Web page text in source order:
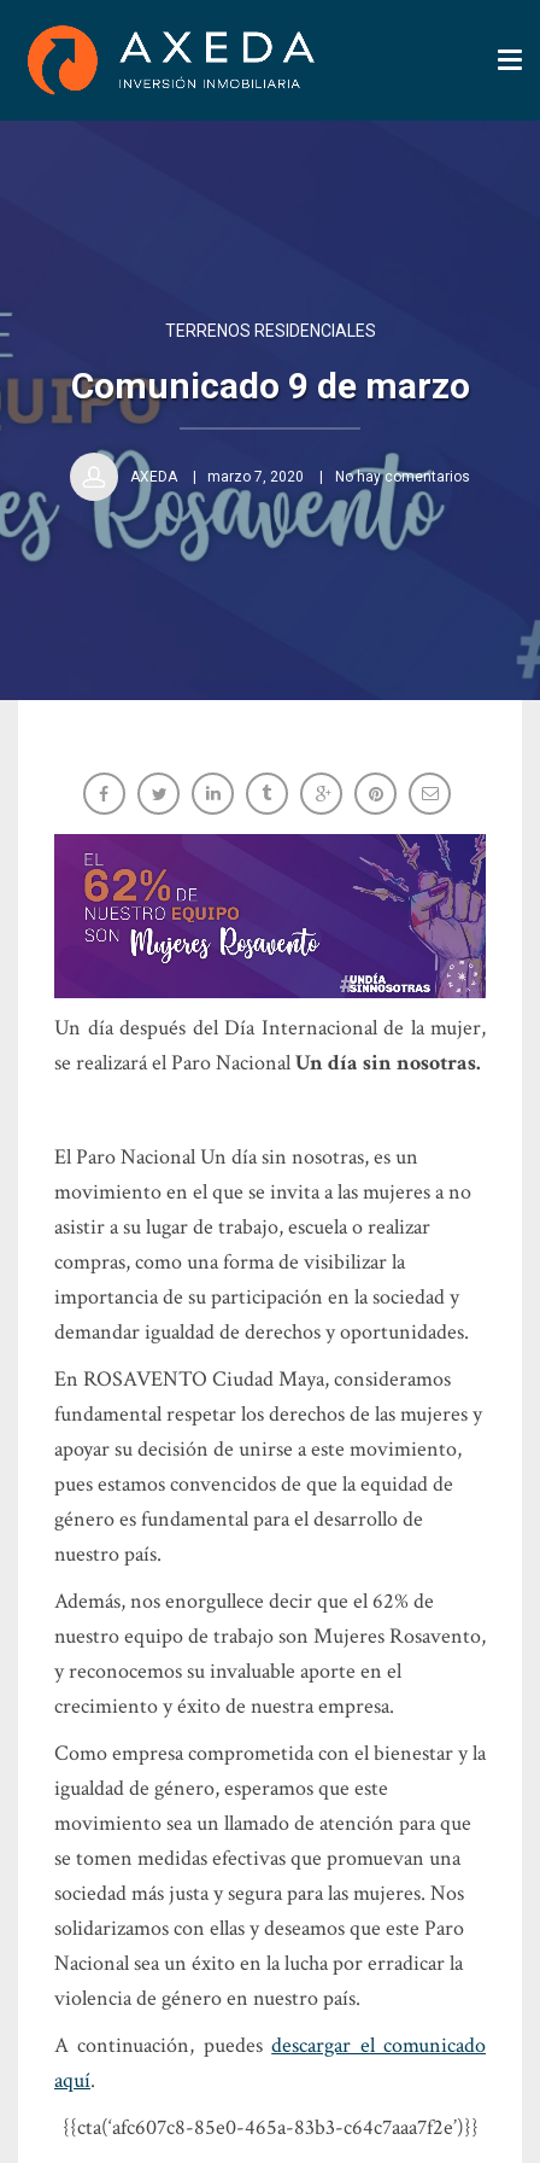
TERRENOS RESIDENCIALES
Comunicado 9 de marzo
AXEDA marzo 7, 2020 No hay comentarios
Comunicado 9 de marzo
AXEDA
Un día después del Día Internacional de la mujer,
se realizará el Paro NacionalUn día sin nosotras.
El Paro Nacional Un día sin nosotras, es un
movimiento en el que se invita a las mujeres a no
asistir a su lugar de trabajo, escuela o realizar
compras, como una forma de visibilizar la
importancia de su participación en la sociedad y
demandar igualdad de derechos y oportunidades.
En ROSAVENTO Ciudad Maya, consideramos
fundamental respetar los derechos de las mujeres y
apoyar su decisión de unirse a este movimiento,
pues estamos convencidos de que la equidad de
género es fundamental para el desarrollo de
nuestro país.
Además, nos enorgullece decir que el 62% de
nuestro equipo de trabajo son Mujeres Rosavento,
y reconocemos su invaluable aporte en el
crecimiento y éxito de nuestra empresa.
Como empresa comprometida con el bienestar y la
igualdad de género, esperamos que este
movimiento sea un llamado de atención para que
se tomen medidas efectivas que promuevan una
sociedad más justa y segura para las mujeres. Nos
solidarizamos con ellas y deseamos que este Paro
Nacional sea un éxito en la lucha por erradicar la
violencia de género en nuestro país.
A continuación, puedesdescargar el comunicado
aquí.
{{cta(‘afc607c8-85e0-465a-83b3-c64c7aaa7f2e’)}}